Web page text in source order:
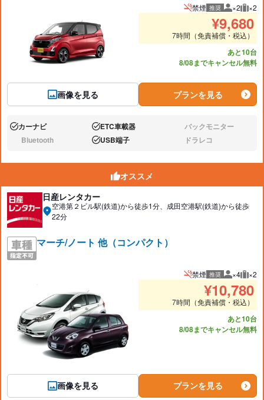
画像を見る
禁煙 推奨 推奨人数
×2 推奨
×2
¥9,680
7時間（免責補償・税込）
あと10台
8/08までキャンセル無料
プランを見る
あり:カーナビ あり:ETC車載器 なし:バックモニター
なし:Bluetooth あり:USB端子 なし:ドラレコ
オススメ
日産レンタカー
空港第２ビル駅(鉄道)から徒歩1分、成田空港駅(鉄道)から徒歩
22分
マーチ/ノート 他（コンパクト）
画像を見る
禁煙 推奨 推奨人数
×4 推奨
×2
¥10,780
7時間（免責補償・税込）
あと10台
8/08までキャンセル無料
プランを見る